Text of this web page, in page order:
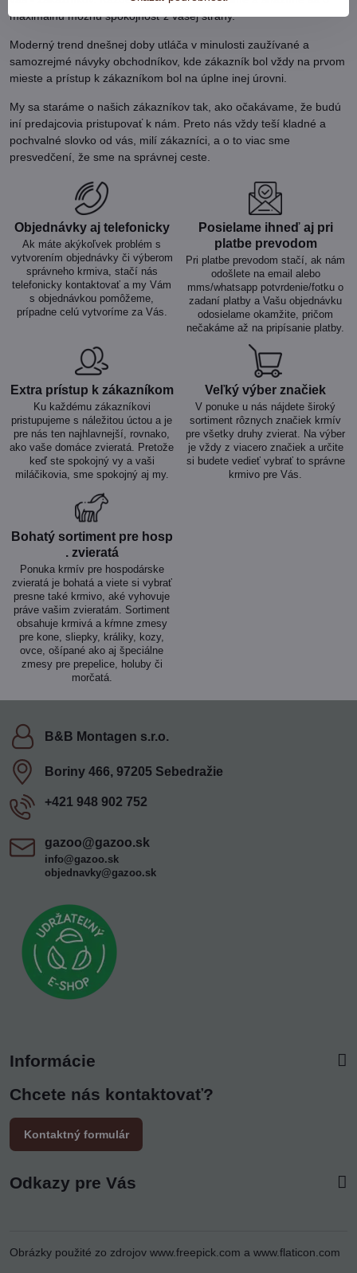
maximálnu možnú spokojnosť z vašej strany.
Moderný trend dnešnej doby utláča v minulosti zaužívané a
samozrejmé návyky obchodníkov, kde zákazník bol vždy na prvom
mieste a prístup k zákazníkom bol na úplne inej úrovni.
My sa staráme o našich zákazníkov tak, ako očakávame, že budú
iní predajcovia pristupovať k nám. Preto nás vždy teší kladné a
pochvalné slovko od vás, milí zákazníci, a o to viac sme
presvedčení, že sme na správnej ceste.
Objednávky aj telefonicky
Ak máte akýkoľvek problém s
vytvorením objednávky či výberom
správneho krmiva, stačí nás
telefonicky kontaktovať a my Vám
s objednávkou pomôžeme,
prípadne celú vytvoríme za Vás.
Posielame ihneď aj pri
platbe prevodom
Pri platbe prevodom stačí, ak nám
odošlete na email alebo
mms/whatsapp potvrdenie/fotku o
zadaní platby a Vašu objednávku
odosielame okamžite, pričom
nečakáme až na pripísanie platby.
Extra prístup k zákazníkom
Ku každému zákazníkovi
pristupujeme s náležitou úctou a je
pre nás ten najhlavnejší, rovnako,
ako vaše domáce zvieratá. Pretože
keď ste spokojný vy a vaši
miláčikovia, sme spokojný aj my.
Veľký výber značiek
V ponuke u nás nájdete široký
sortiment rôznych značiek krmív
pre všetky druhy zvierat. Na výber
je vždy z viacero značiek a určite
si budete vedieť vybrať to správne
krmivo pre Vás.
Bohatý sortiment pre hosp​
. zvieratá
Ponuka krmív pre hospodárske
zvieratá je bohatá a viete si vybrať
presne také krmivo, aké vyhovuje
práve vašim zvieratám. Sortiment
obsahuje krmivá a kŕmne zmesy
pre kone, sliepky, králiky, kozy,
ovce, ošípané ako aj špeciálne
zmesy pre prepelice, holuby či
morčatá.
B&B Montagen s​.r​.o​.
Boriny 466, 97205 Sebedražie
+421 948 902 752
gazoo​@gazoo​.sk
info@gazoo.sk
objednavky@gazoo.sk
Informácie
Chcete nás kontaktovať?
Kontaktný formulár
Odkazy pre Vás
Obrázky použité zo zdrojov www.freepick.com a www.flaticon.com